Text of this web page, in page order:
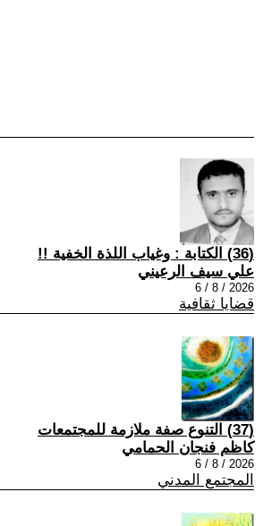
(36) الكتابة : وغياب اللذة الخفية !!
علي سيف الرعيني
2026 / 8 / 6
قضايا ثقافية
(37) التنوع صفة ملازمة للمجتمعات
كاظم فنجان الحمامي
2026 / 8 / 6
المجتمع المدني